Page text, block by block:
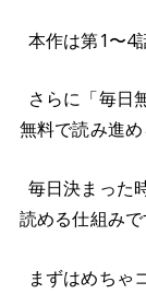
本作は第1〜4
さらに「毎日
無料で読み進め
毎日決まった
読める仕組みで
まずはめちゃ